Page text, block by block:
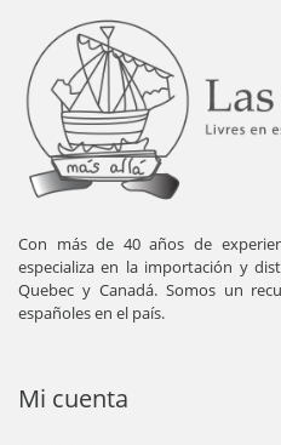
Con más de 40 años de
especializa en la importación y
Quebec y Canadá. Somos un
españoles en el país.
Mi cuenta